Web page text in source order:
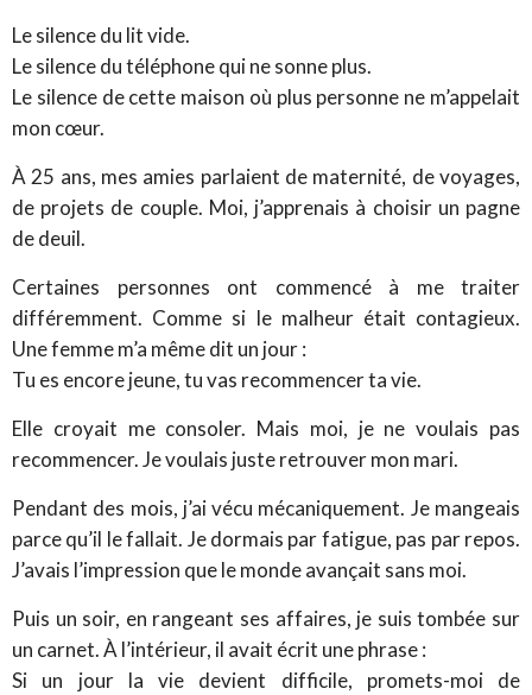
Le silence du lit vide.
Le silence du téléphone qui ne sonne plus.
Le silence de cette maison où plus personne ne m’appelait
mon cœur.
À 25 ans, mes amies parlaient de maternité, de voyages,
de projets de couple. Moi, j’apprenais à choisir un pagne
de deuil.
Certaines personnes ont commencé à me traiter
différemment. Comme si le malheur était contagieux.
Une femme m’a même dit un jour :
Tu es encore jeune, tu vas recommencer ta vie.
Elle croyait me consoler. Mais moi, je ne voulais pas
recommencer. Je voulais juste retrouver mon mari.
Pendant des mois, j’ai vécu mécaniquement. Je mangeais
parce qu’il le fallait. Je dormais par fatigue, pas par repos.
J’avais l’impression que le monde avançait sans moi.
Puis un soir, en rangeant ses affaires, je suis tombée sur
un carnet. À l’intérieur, il avait écrit une phrase :
Si un jour la vie devient difficile, promets-moi de